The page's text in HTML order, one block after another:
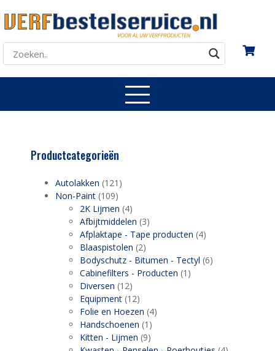
Productcategorieën
Autolakken (121)
Non-Paint (109)
2K Lijmen (4)
Afbijtmiddelen (3)
Afplaktape - Tape producten (4)
Blaaspistolen (2)
Bodyschutz - Bitumen - Tectyl (6)
Cabinefilters - Producten (1)
Diversen (12)
Equipment (12)
Folie en Hoezen (4)
Handschoenen (1)
Kitten - Lijmen (9)